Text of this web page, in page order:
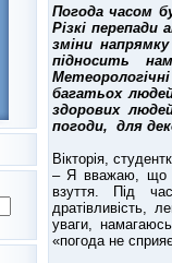
Погода часом
Різкі
зміни
підносить
багатьох
здорових
погоди, для
Вікторія,
– Я вважаю, що
взуття. Під
уваги,
«погода не